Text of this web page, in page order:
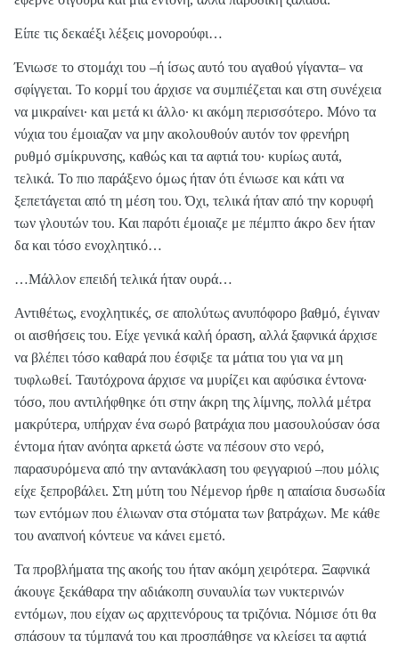
Είπε τις δεκαέξι λέξεις μονορούφι…
Ένιωσε το στομάχι του –ή ίσως αυτό του αγαθού γίγαντα– να
σφίγγεται. Το κορμί του άρχισε να συμπιέζεται και στη συνέχεια
να μικραίνει· και μετά κι άλλο· κι ακόμη περισσότερο. Μόνο τα
νύχια του έμοιαζαν να μην ακολουθούν αυτόν τον φρενήρη
ρυθμό σμίκρυνσης, καθώς και τα αφτιά του· κυρίως αυτά,
τελικά. Το πιο παράξενο όμως ήταν ότι ένιωσε και κάτι να
ξεπετάγεται από τη μέση του. Όχι, τελικά ήταν από την κορυφή
των γλουτών του. Και παρότι έμοιαζε με πέμπτο άκρο δεν ήταν
δα και τόσο ενοχλητικό…
…Μάλλον επειδή τελικά ήταν ουρά…
Αντιθέτως, ενοχλητικές, σε απολύτως ανυπόφορο βαθμό, έγιναν
οι αισθήσεις του. Είχε γενικά καλή όραση, αλλά ξαφνικά άρχισε
να βλέπει τόσο καθαρά που έσφιξε τα μάτια του για να μη
τυφλωθεί. Ταυτόχρονα άρχισε να μυρίζει και αφύσικα έντονα·
τόσο, που αντιλήφθηκε ότι στην άκρη της λίμνης, πολλά μέτρα
μακρύτερα, υπήρχαν ένα σωρό βατράχια που μασουλούσαν όσα
έντομα ήταν ανόητα αρκετά ώστε να πέσουν στο νερό,
παρασυρόμενα από την αντανάκλαση του φεγγαριού –που μόλις
είχε ξεπροβάλει. Στη μύτη του Νέμενορ ήρθε η απαίσια δυσωδία
των εντόμων που έλιωναν στα στόματα των βατράχων. Με κάθε
του αναπνοή κόντευε να κάνει εμετό.
Τα προβλήματα της ακοής του ήταν ακόμη χειρότερα. Ξαφνικά
άκουγε ξεκάθαρα την αδιάκοπη συναυλία των νυκτερινών
εντόμων, που είχαν ως αρχιτενόρους τα τριζόνια. Νόμισε ότι θα
σπάσουν τα τύμπανά του και προσπάθησε να κλείσει τα αφτιά